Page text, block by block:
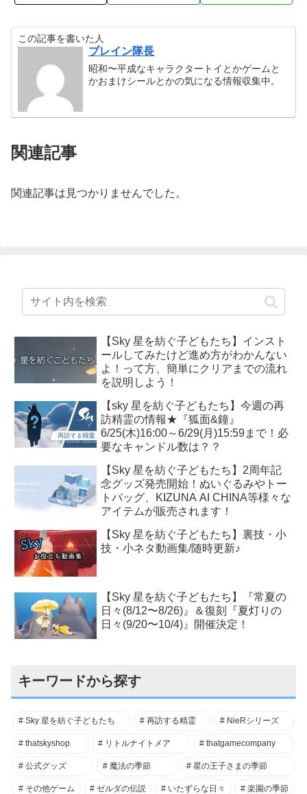
この記事を書いた人
ブレイン隊長
昭和〜平成なキャラクタートイとかゲームと
かおまけシールとかの気になる情報収集中。
関連記事
関連記事は見つかりませんでした。
【Sky 星を紡ぐ子どもたち】インスト
ールしてみたけど進め方がわかんない
よ！って方、簡単にクリアまでの流れ
を説明しよう！
【sky 星を紡ぐ子どもたち】今週の再
訪精霊の情報★『狐面&鐘』
6/25(木)16:00～6/29(月)15:59まで！必
要なキャンドル数は？？
【Sky 星を紡ぐ子どもたち】2周年記
念グッズ発売開始！ぬいぐるみやトー
トバッグ、KIZUNA AI CHINA等様々な
アイテムが販売されます！
【Sky 星を紡ぐ子どもたち】裏技・小
技・小ネタ動画集/随時更新♪
【Sky 星を紡ぐ子どもたち】『常夏の
日々(8/12〜8/26)』＆復刻『夏灯りの
日々(9/20〜10/4)』開催決定！
キーワードから探す
Sky 星を紡ぐ子どもたち 再訪する精霊 NieRシリーズ
thatskyshop リトルナイトメア thatgamecompany
公式グッズ 魔法の季節 星の王子さまの季節
その他ゲーム ゼルダの伝説 いたずらな日々 楽園の季節